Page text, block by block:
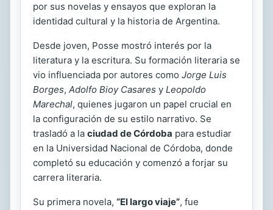
por sus novelas y ensayos que exploran la
identidad cultural y la historia de Argentina.
Desde joven, Posse mostró interés por la
literatura y la escritura. Su formación literaria se
vio influenciada por autores como Jorge Luis
Borges, Adolfo Bioy Casares y Leopoldo
Marechal, quienes jugaron un papel crucial en
la configuración de su estilo narrativo. Se
trasladó a la ciudad de Córdoba para estudiar
en la Universidad Nacional de Córdoba, donde
completó su educación y comenzó a forjar su
carrera literaria.
Su primera novela, “El largo viaje”, fue